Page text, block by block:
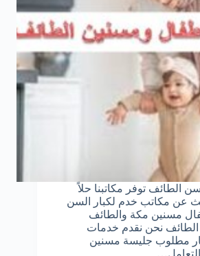
الطائف توفر مكاتبنا حلاً
عن مكاتب خدم لكبار السن
مسنين مكة والطائف
الطائف نحن نقدم خدمات
مطلوب جليسة مسنين